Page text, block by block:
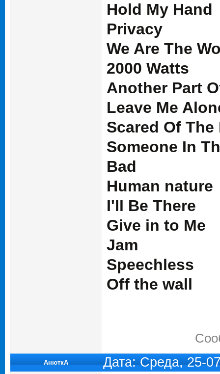
Hold My Hand
Privacy
We Are The
2000 Watts
Another Part
Leave Me
Scared Of The
Someone In
Bad
Human nature
I'll Be There
Give in to Me
Jam
Speechless
Off the wall
АнюткA Дата: Среда, 25-